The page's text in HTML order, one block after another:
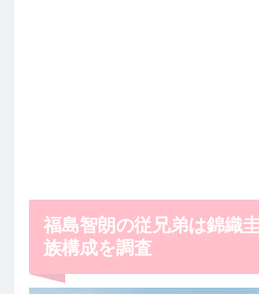
福島智朗の従兄弟は錦織
族構成を調査